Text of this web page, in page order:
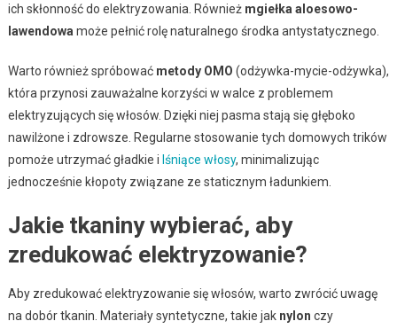
ich skłonność do elektryzowania. Również mgiełka aloesowo-
lawendowa może pełnić rolę naturalnego środka antystatycznego.
Warto również spróbować metody OMO (odżywka-mycie-odżywka),
która przynosi zauważalne korzyści w walce z problemem
elektryzujących się włosów. Dzięki niej pasma stają się głęboko
nawilżone i zdrowsze. Regularne stosowanie tych domowych trików
pomoże utrzymać gładkie i lśniące włosy, minimalizując
jednocześnie kłopoty związane ze staticznym ładunkiem.
Jakie tkaniny wybierać, aby
zredukować elektryzowanie?
Aby zredukować elektryzowanie się włosów, warto zwrócić uwagę
na dobór tkanin. Materiały syntetyczne, takie jak nylon czy